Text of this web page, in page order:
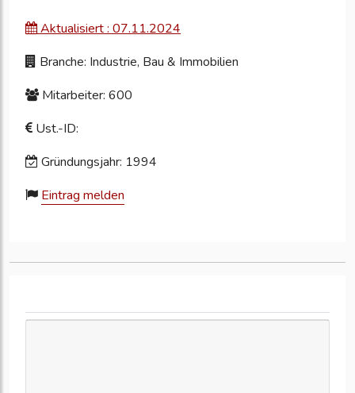
Aktualisiert : 07.11.2024
Branche: Industrie, Bau & Immobilien
Mitarbeiter: 600
Ust.-ID:
Gründungsjahr: 1994
Eintrag melden